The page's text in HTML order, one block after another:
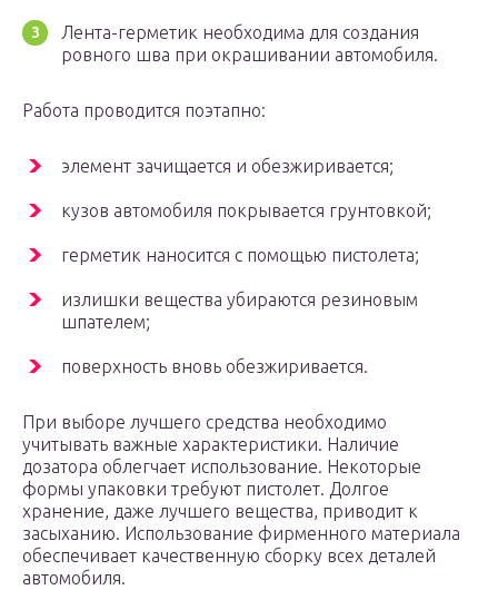
Лента-герметик необходима для создания
ровного шва при окрашивании автомобиля.
Работа проводится поэтапно:
элемент зачищается и обезжиривается;
кузов автомобиля покрывается грунтовкой;
герметик наносится с помощью пистолета;
излишки вещества убираются резиновым
шпателем;
поверхность вновь обезжиривается.
При выборе лучшего средства необходимо
учитывать важные характеристики. Наличие
дозатора облегчает использование. Некоторые
формы упаковки требуют пистолет. Долгое
хранение, даже лучшего вещества, приводит к
засыханию. Использование фирменного материала
обеспечивает качественную сборку всех деталей
автомобиля.